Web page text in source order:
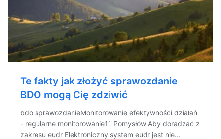
Te fakty jak złożyć sprawozdanie
BDO mogą Cię zdziwić
bdo sprawozdanieMonitorowanie efektywności działań
- regularne monitorowanie11 Pomysłów Aby doradzać z
zakresu eudr Elektroniczny system eudr jest nie...